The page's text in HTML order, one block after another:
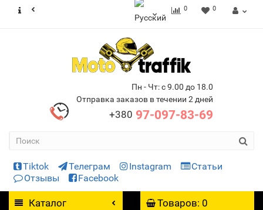
0 0
Пн - Чт: с 9.00 до 18.0
Отправка заказов в течении 2 дней
+380 97-097-83-69
Tiktok Телеграм Instagram
Статьи
Отзывы
Facebook
Каталог Товаров: 0